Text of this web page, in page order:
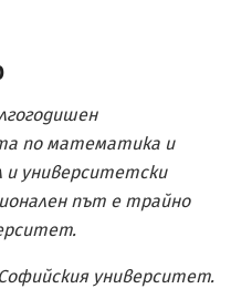
по математика и
и университетски
път е трайно
университет.